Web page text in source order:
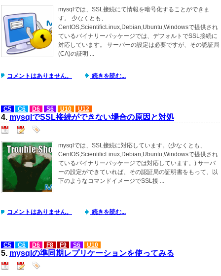
mysqlでは、SSL接続にて情報を暗号化することができま
す。 少なくとも、
CentOS,ScientificLinux,Debian,Ubuntu,Windowsで提供され
ているバイナリーパッケージでは、デフォルトでSSL接続に
対応しています。 サーバーの設定は必要ですが、その認証局
(CA)の証明 ...
コメントはありません。 続きを読む...
C5 C6 D6 S6 U10 U12
4. mysqlでSSL接続ができない場合の原因と対処
mysqlでは、SSL接続に対応しています。(少なくとも、
CentOS,ScientificLinux,Debian,Ubuntu,Windowsで提供され
ているバイナリーパッケージでは対応しています。) サーバ
ーの設定ができていれば、その認証局の証明書をもって、以
下のようなコマンドイメージでSSL接 ...
コメントはありません。 続きを読む...
C5 C6 D6 F8 F9 S6 U10
5. mysqlの準同期レプリケーションを使ってみる